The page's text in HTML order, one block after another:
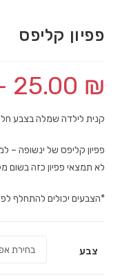
פפיון קליפס
25.00 ₪
קנית לילדה שמלה בצבע
פפיון קליפס של ינשופה –
לא תמצאי פפיון כזה בשום
*הצבעים יכולים להתחלף
צבע